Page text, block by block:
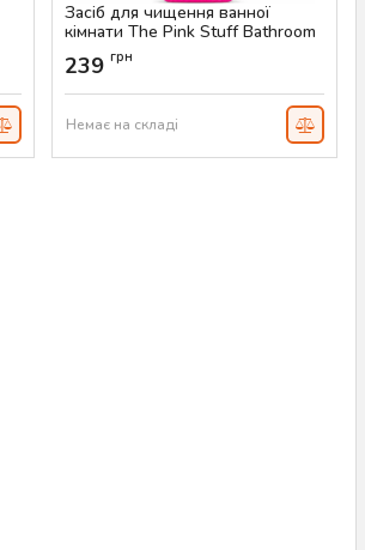
Засіб для чищення ванної
кімнати The Pink Stuff Bathroom
Cleaner, 850 мл
Артикул:
239 грн
Немає на складі